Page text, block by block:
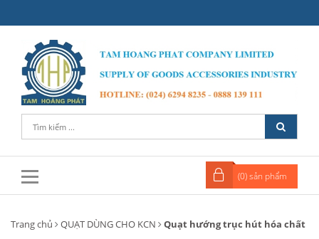
(0) sản phẩm
Trang chủ QUẠT DÙNG CHO KCN Quạt hướng trục hút hóa chất